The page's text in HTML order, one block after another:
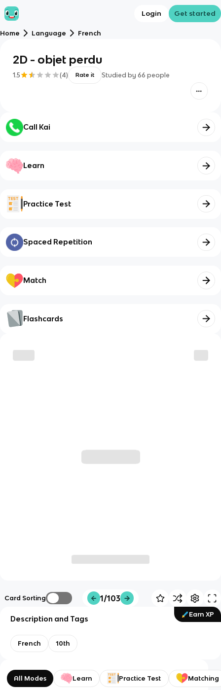
Login Get started
Home Language French
2D - objet perdu
1.5 (4) Rate it Studied by 66 people
Call Kai
Learn
Practice Test
Spaced Repetition
Match
Flashcards
Card Sorting 1/103
Earn XP
Description and Tags
French 10th
All Modes Learn Practice Test Matching